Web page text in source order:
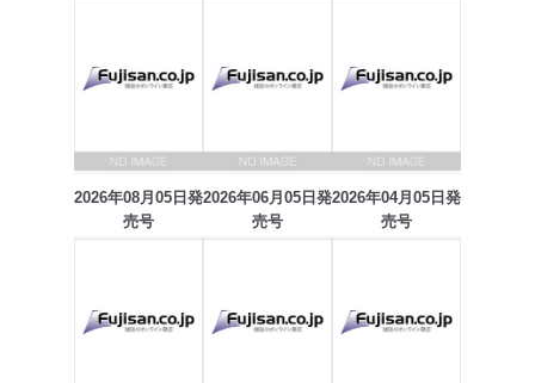
2026年08月05日発
売号
2026年06月05日発
売号
2026年04月05日発
売号